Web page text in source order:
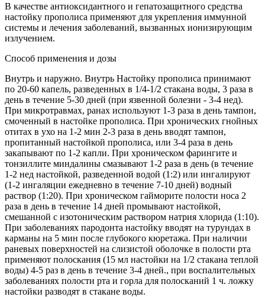
В качестве антиоксидантного и гепатозащитного средства
настойку прополиса применяют для укрепления иммунной
системы и лечения заболеваний, вызванных ионизирующим
излучением.
Способ применения и дозы
Внутрь и наружно. Внутрь Настойку прополиса принимают
по 20-60 капель, разведенных в 1/4-1/2 стакана воды, 3 раза в
день в течение 5-30 дней (при язвенной болезни - 3-4 нед).
При микротравмах, ранах используют 1-3 раза в день тампон,
смоченный в настойке прополиса. При хронических гнойных
отитах в ухо на 1-2 мин 2-3 раза в день вводят тампон,
пропитанный настойкой прополиса, или 3-4 раза в день
закапывают по 1-2 капли. При хроническом фарингите и
тонзиллите миндалины смазывают 1-2 раза в день (в течение
1-2 нед настойкой, разведенной водой (1:2) или ингалируют
(1-2 ингаляции ежедневно в течение 7-10 дней) водный
раствор (1:20). При хроническом гайморите полости носа 2
раза в день в течение 14 дней промывают настойкой,
смешанной с изотоническим раствором натрия хлорида (1:10).
При заболеваниях пародонта настойку вводят на турундах в
карманы на 5 мин после глубокого кюретажа. При наличии
раневых поверхностей на слизистой оболочке в полости рта
применяют полоскания (15 мл настойки на 1/2 стакана теплой
воды) 4-5 раз в день в течение 3-4 дней., при воспалительных
заболеваниях полости рта и горла для полосканий 1 ч. ложку
настойки разводят в стакане воды.